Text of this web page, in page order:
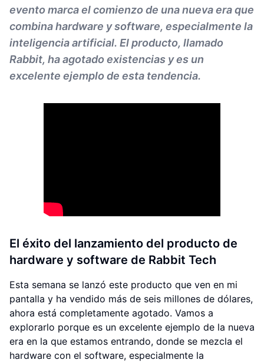
evento marca el comienzo de una nueva era que
combina hardware y software, especialmente la
inteligencia artificial. El producto, llamado
Rabbit, ha agotado existencias y es un
excelente ejemplo de esta tendencia.
El éxito del lanzamiento del producto de
hardware y software de Rabbit Tech
Esta semana se lanzó este producto que ven en mi
pantalla y ha vendido más de seis millones de dólares,
ahora está completamente agotado. Vamos a
explorarlo porque es un excelente ejemplo de la nueva
era en la que estamos entrando, donde se mezcla el
hardware con el software, especialmente la